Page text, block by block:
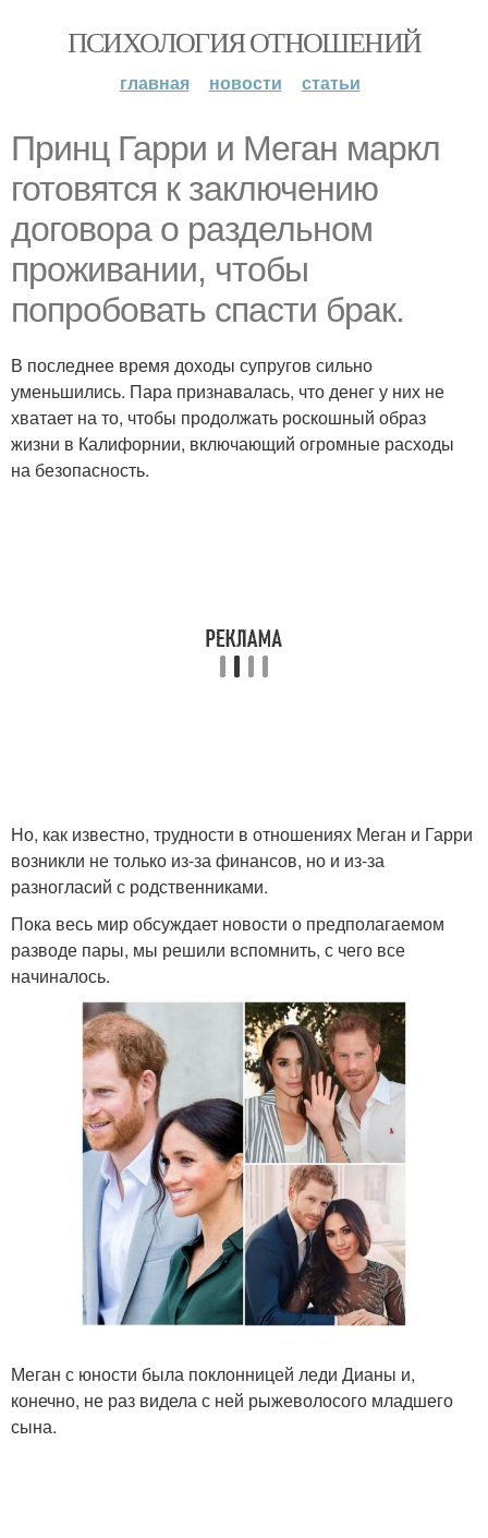
ПСИХОЛОГИЯ ОТНОШЕНИЙ
главная новости статьи
Принц Гарри и Меган маркл
готовятся к заключению
договора о раздельном
проживании, чтобы
попробовать спасти брак.
В последнее время доходы супругов сильно
уменьшились. Пара признавалась, что денег у них не
хватает на то, чтобы продолжать роскошный образ
жизни в Калифорнии, включающий огромные расходы
на безопасность.
Но, как известно, трудности в отношениях Меган и Гарри
возникли не только из-за финансов, но и из-за
разногласий с родственниками.
Пока весь мир обсуждает новости о предполагаемом
разводе пары, мы решили вспомнить, с чего все
начиналось.
Меган с юности была поклонницей леди Дианы и,
конечно, не раз видела с ней рыжеволосого младшего
сына.